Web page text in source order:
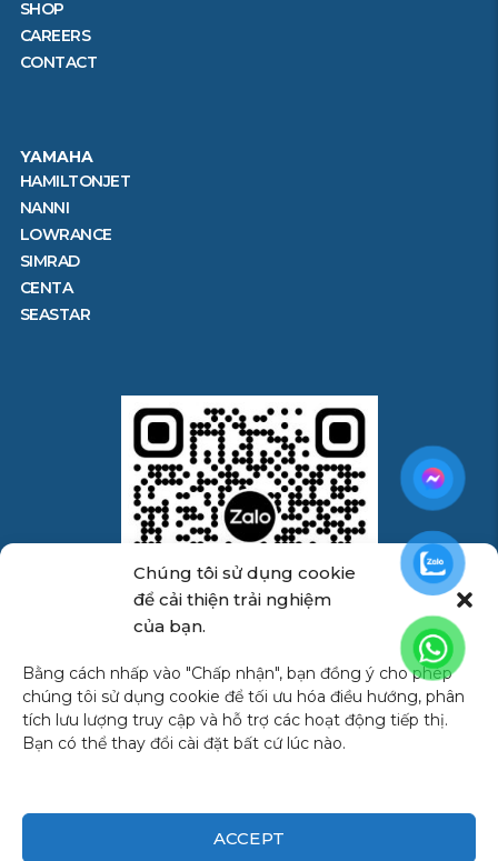
Chúng tôi sử dụng cookie
để cải thiện trải nghiệm
của bạn.
Bằng cách nhấp vào "Chấp nhận", bạn đồng ý cho phép
chúng tôi sử dụng cookie để tối ưu hóa điều hướng, phân
tích lưu lượng truy cập và hỗ trợ các hoạt động tiếp thị.
Bạn có thể thay đổi cài đặt bất cứ lúc nào.
ACCEPT
SHOP
CAREERS
CONTACT
YAMAHA
HAMILTONJET
NANNI
LOWRANCE
SIMRAD
CENTA
SEASTAR
Zalo Official - Minh Long
Marine